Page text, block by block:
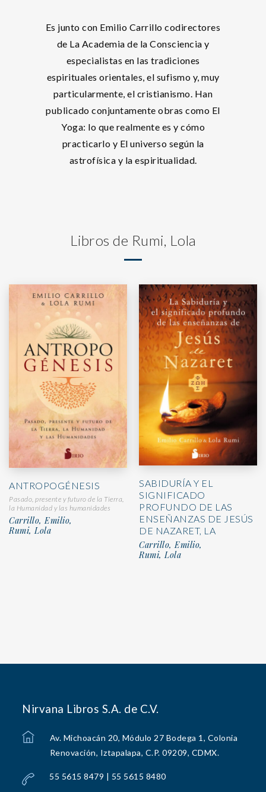
Es junto con Emilio Carrillo codirectores
de La Academia de la Consciencia y
especialistas en las tradiciones
espirituales orientales, el sufismo y, muy
particularmente, el cristianismo. Han
publicado conjuntamente obras como El
Yoga: lo que realmente es y cómo
practicarlo y El universo según la
astrofísica y la espiritualidad.
Libros de Rumi, Lola
ANTROPOGÉNESIS
Pasado, presente y futuro de la Tierra,
la Humanidad y las humanidades
Carrillo, Emilio,
Rumi, Lola
SABIDURÍA Y EL
SIGNIFICADO
PROFUNDO DE LAS
ENSEÑANZAS DE JESÚS
DE NAZARET, LA
Carrillo, Emilio,
Rumi, Lola
Nirvana Libros S.A. de C.V.
Av. Michoacán 20, Módulo 27 Bodega 1, Colonia
Renovación, Iztapalapa, C.P. 09209, CDMX.
55 5615 8479 | 55 5615 8480